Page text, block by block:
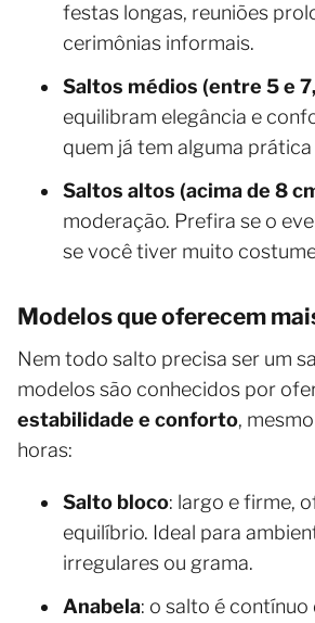
festas longas, reuniões
cerimônias informais.
Saltos médios (entre 5 e
equilibram elegância e
quem já tem alguma
Saltos altos (acima de 8
moderação. Prefira se o
se você tiver muito
Modelos que oferecem
Nem todo salto precisa ser um
modelos são conhecidos por
estabilidade e conforto,
horas:
Salto bloco: largo e firme,
equilíbrio. Ideal para
irregulares ou grama.
Anabela: o salto é